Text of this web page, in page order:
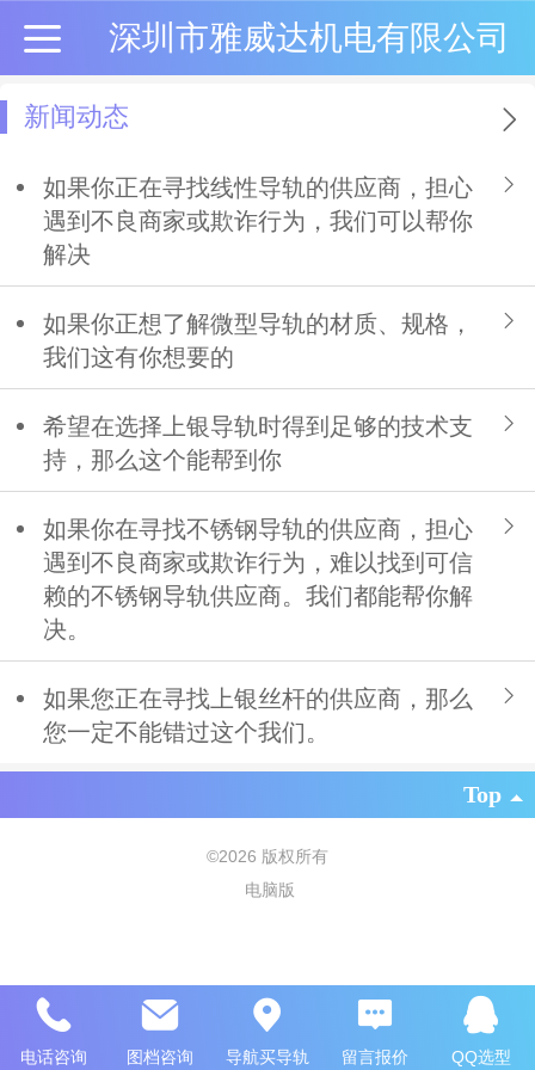
深圳市雅威达机电有限公司
新闻动态
如果你正在寻找线性导轨的供应商，担心
遇到不良商家或欺诈行为，我们可以帮你
解决
如果你正想了解微型导轨的材质、规格，
我们这有你想要的
希望在选择上银导轨时得到足够的技术支
持，那么这个能帮到你
如果你在寻找不锈钢导轨的供应商，担心
遇到不良商家或欺诈行为，难以找到可信
赖的不锈钢导轨供应商。我们都能帮你解
决。
如果您正在寻找上银丝杆的供应商，那么
您一定不能错过这个我们。
Top
©2026 版权所有
电脑版
电话咨询 图档咨询 导航买导轨 留言报价 QQ选型